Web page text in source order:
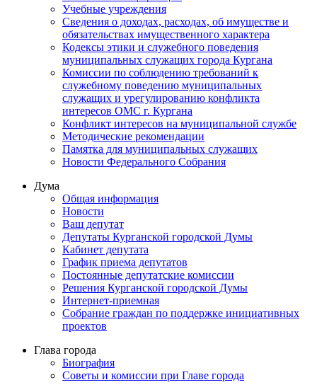
Учебные учреждения
Сведения о доходах, расходах, об имуществе и
обязательствах имущественного характера
Кодексы этики и служебного поведения
муниципальных служащих города Кургана
Комиссии по соблюдению требований к
служебному поведению муниципальных
служащих и урегулированию конфликта
интересов ОМС г. Кургана
Конфликт интересов на муниципальной службе
Методические рекомендации
Памятка для муниципальных служащих
Новости Федерального Cобрания
Дума
Общая информация
Новости
Ваш депутат
Депутаты Курганской городской Думы
Кабинет депутата
График приема депутатов
Постоянные депутатские комиссии
Решения Курганской городской Думы
Интернет-приемная
Собрание граждан по поддержке инициативных
проектов
Глава города
Биография
Советы и комиссии при Главе города